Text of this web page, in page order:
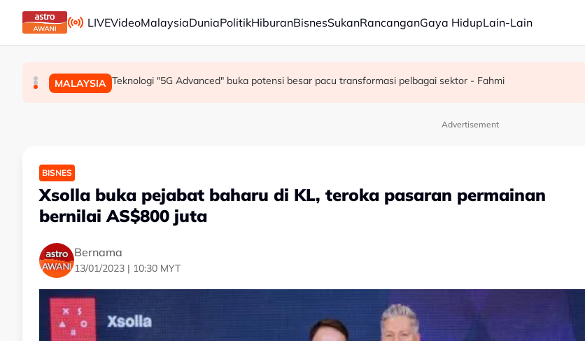
Skip to main content
LIVEVideoMalaysiaDuniaPolitikHiburanBisnesSukanRancanganGaya HidupLain-Lain
SUKAN Mohamed Salah sertai Trabzonspor, terima €17 juta semusim
MALAYSIA Berita tempatan pilihan sepanjang hari ini
MALAYSIA Teknologi "5G Advanced" buka potensi besar pacu transformasi pelbagai sektor - Fahmi
Advertisement
BISNES
Xsolla buka pejabat baharu di KL, teroka pasaran permainan
bernilai AS$800 juta
Bernama
13/01/2023 | 10:30 MYT